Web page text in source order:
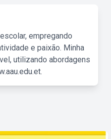
empregando
e paixão. Minha
utilizando abordagens